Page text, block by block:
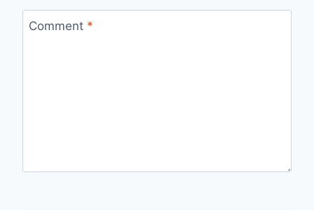
Comment *